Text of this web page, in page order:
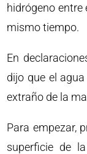
hidrógeno entre
mismo tiempo.
En
dijo que el
extraño de la
Para empezar,
superficie de